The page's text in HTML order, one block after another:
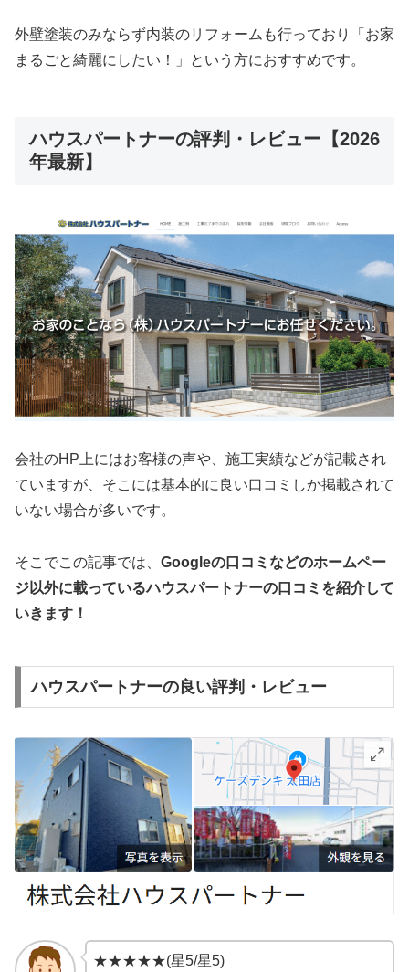
外壁塗装のみならず内装のリフォームも行っており「お家
まるごと綺麗にしたい！」という方におすすめです。
ハウスパートナーの評判・レビュー【2026
年最新】
会社のHP上にはお客様の声や、施工実績などが記載され
ていますが、そこには基本的に良い口コミしか掲載されて
いない場合が多いです。
そこでこの記事では、 Googleの口コミなどのホームペー
ジ以外に載っているハウスパートナーの口コミを紹介して
いきます！
ハウスパートナーの良い評判・レビュー
★★★★★(星5/星5)